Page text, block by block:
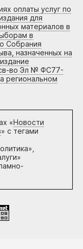
оплаты услуг по
для
материалов в
в
Собрания
назначенных на
во Эл № ФС77-
региональном
«Новости
» с тегами